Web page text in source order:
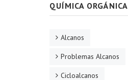
QUÍMICA ORGÁNICA
Alcanos
Problemas Alcanos
Cicloalcanos